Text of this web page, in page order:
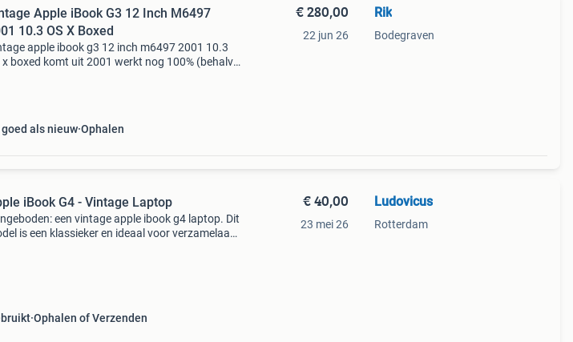
Apple iBook G3 12 Inch M6497
10.3 OS X Boxed
apple ibook g3 12 inch m6497 2001 10.3
x boxed komt uit 2001 werkt nog 100% (behalve
goed als nieuw Ophalen
€ 280,00
22 jun 26
Rik
Bodegraven
iBook G4 - Vintage Laptop
een vintage apple ibook g4 laptop. Dit
is een klassieker en ideaal voor verzamelaars
Ophalen of Verzenden
€ 40,00
23 mei 26
Ludovicus
Rotterdam